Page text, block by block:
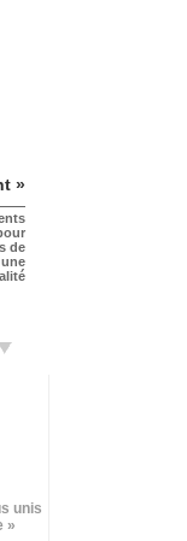
»
de
une
unis
»